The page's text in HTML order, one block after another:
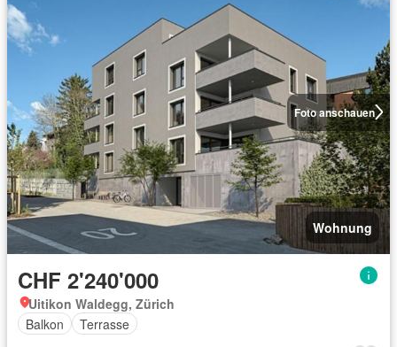
Foto anschauen
Wohnung
CHF 2'240'000
Uitikon Waldegg, Zürich
Balkon
Terrasse